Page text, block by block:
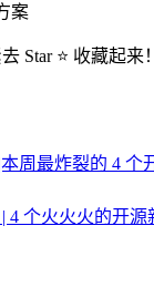
案
Star ⭐ 收藏起来！
周最炸裂的 4 个
4 个火火火的开